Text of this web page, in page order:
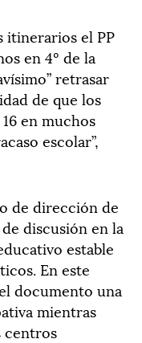
itinerarios el PP
en 4º de la
retrasar
de que los
en muchos
escolar”,
de dirección de
discusión en la
estable
En este
documento una
mientras
centros